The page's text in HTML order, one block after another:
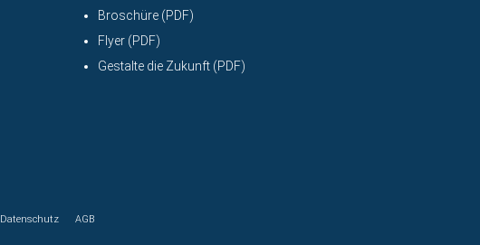
Broschüre (PDF)
Flyer (PDF)
Gestalte die Zukunft (PDF)
Datenschutz AGB